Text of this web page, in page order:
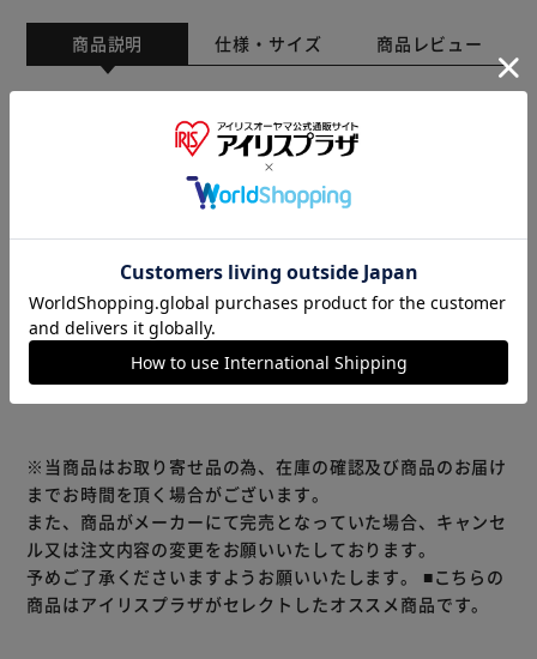
商品説明 仕様・サイズ 商品レビュー
ふわりと香るように設計されています。
注ぐときから脱ぐときまで、お好みの香りをお楽しみいただ
素材由来の精油（天然アロマオイル）を配合。
10％増量品※「10％増量」は通常品比です。
※リニューアルに伴い、パッケージ・内容等予告なく変更す
る場合がございます。予めご了承ください。
もっと見る
※製品は予告なく仕様を変更する場合がございます。あらか
じめご了承ください。
※当商品はお取り寄せ品の為、在庫の確認及び商品のお届け
までお時間を頂く場合がございます。
また、商品がメーカーにて完売となっていた場合、キャンセ
ル又は注文内容の変更をお願いいたしております。
予めご了承くださいますようお願いいたします。 ■こちらの
商品はアイリスプラザがセレクトしたオススメ商品です。